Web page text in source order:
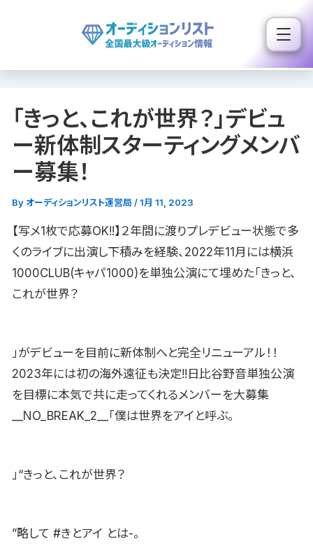
ス
「きっと、これが世界？」デビュ
ー新体制スターティングメンバ
ー募集！
By オーディションリスト運営局 /1月 11, 2023
【写メ1枚で応募OK!!】２年間に渡りプレデビュー状態で多
くのライブに出演し下積みを経験、2022年11月には横浜
1000CLUB(キャパ1000)を単独公演にて埋めた「きっと、
これが世界？
」がデビューを目前に新体制へと完全リニューアル！！
2023年には初の海外遠征も決定!!日比谷野音単独公演
を目標に本気で共に走ってくれるメンバーを大募集
__NO_BREAK_2__「僕は世界をアイと呼ぶ。
」“きっと、これが世界？
”略して #きとアイ とは-。